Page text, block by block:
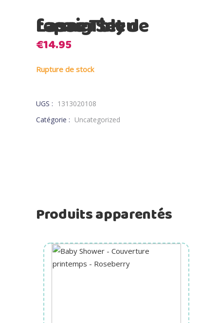
Lassig Set de repas Tiny farmer bleu
€14.95
Rupture de stock
UGS : 1313020108
Catégorie : Uncategorized
Produits apparentés